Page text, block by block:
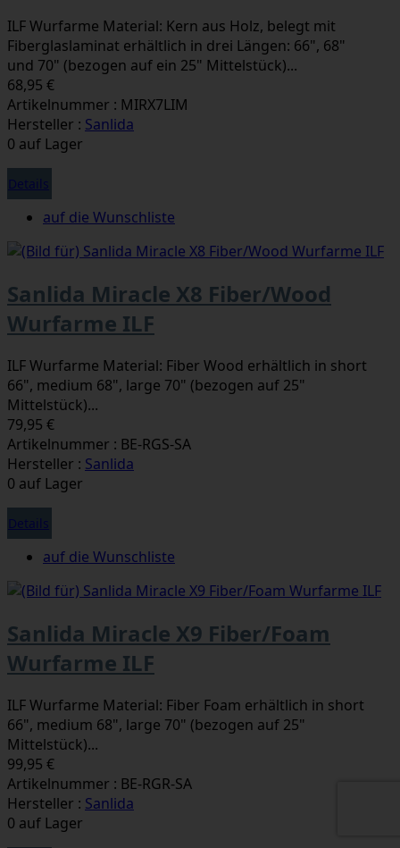
ILF Wurfarme Material: Kern aus Holz, belegt mit
Fiberglaslaminat erhältlich in drei Längen: 66", 68"
und 70" (bezogen auf ein 25" Mittelstück)...
68,95 €
Artikelnummer : MIRX7LIM
Hersteller : Sanlida
0 auf Lager
Details
auf die Wunschliste
Sanlida Miracle X8 Fiber/Wood
Wurfarme ILF
ILF Wurfarme Material: Fiber Wood erhältlich in short
66", medium 68", large 70" (bezogen auf 25"
Mittelstück)...
79,95 €
Artikelnummer : BE-RGS-SA
Hersteller : Sanlida
0 auf Lager
Details
auf die Wunschliste
Sanlida Miracle X9 Fiber/Foam
Wurfarme ILF
ILF Wurfarme Material: Fiber Foam erhältlich in short
66", medium 68", large 70" (bezogen auf 25"
Mittelstück)...
99,95 €
Artikelnummer : BE-RGR-SA
Hersteller : Sanlida
0 auf Lager